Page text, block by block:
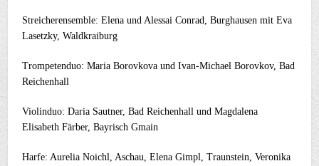
Streicherensemble: Elena und Alessai Conrad, Burghausen mit Eva
Lasetzky, Waldkraiburg
Trompetenduo: Maria Borovkova und Ivan-Michael Borovkov, Bad
Reichenhall
Violinduo: Daria Sautner, Bad Reichenhall und Magdalena
Elisabeth Färber, Bayrisch Gmain
Harfe: Aurelia Noichl, Aschau, Elena Gimpl, Traunstein, Veronika